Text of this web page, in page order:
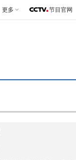
更多 节目官网